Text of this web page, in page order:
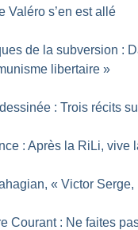
Valéro s’en est allé
de la subversion :
libertaire »
: Trois récits
: Après la RiLi, vive
« Victor Serge,
Courant : Ne faites